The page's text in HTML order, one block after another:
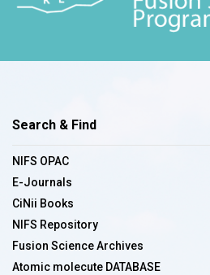
Search & Find
NIFS OPAC
E-Journals
CiNii Books
NIFS Repository
Fusion Science Archives
Atomic molecute DATABASE